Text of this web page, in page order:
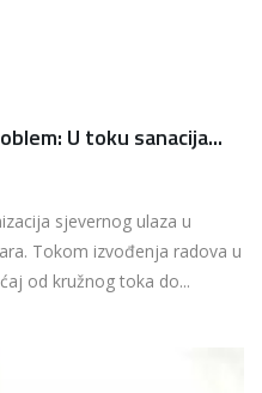
U toku sanacija...
sjevernog ulaza u
Tokom izvođenja radova u
od kružnog toka do...